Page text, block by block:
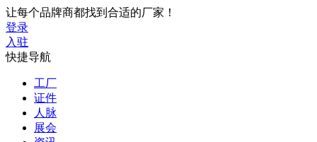
让每个品牌商都找到合适的厂家！
登录
入驻
快捷导航
工厂
证件
人脉
展会